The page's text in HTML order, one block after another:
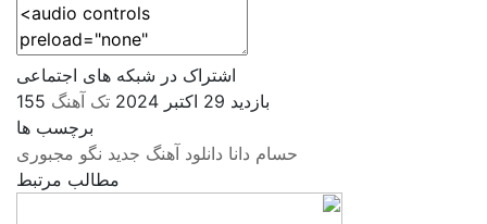
اشتراک در شبکه های اجتماعی
155 بازدید 29 اکتبر 2024
تک آهنگ
برچسب ها
حسام دانا دانلود آهنگ جدید نگو مجبوری
مطالب مرتبط